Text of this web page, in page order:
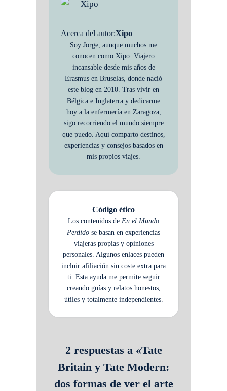
Acerca del autor:Xipo
Soy Jorge, aunque muchos me
conocen como Xipo. Viajero
incansable desde mis años de
Erasmus en Bruselas, donde nació
este blog en 2010. Tras vivir en
Bélgica e Inglaterra y dedicarme
hoy a la enfermería en Zaragoza,
sigo recorriendo el mundo siempre
que puedo. Aquí comparto destinos,
experiencias y consejos basados en
mis propios viajes.
Código ético
Los contenidos de En el Mundo
Perdido se basan en experiencias
viajeras propias y opiniones
personales. Algunos enlaces pueden
incluir afiliación sin coste extra para
ti. Esta ayuda me permite seguir
creando guías y relatos honestos,
útiles y totalmente independientes.
2 respuestas a «Tate
Britain y Tate Modern:
dos formas de ver el arte